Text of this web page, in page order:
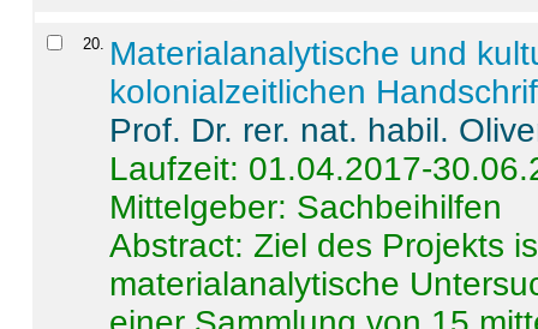
20
Materialanalytische und
kolonialzeitlichen
Prof. Dr. rer. nat. habil.
Laufzeit: 01.04.2017-
Mittelgeber: Sachbeihilfen
Abstract:Ziel des Projekts
materialanalytische